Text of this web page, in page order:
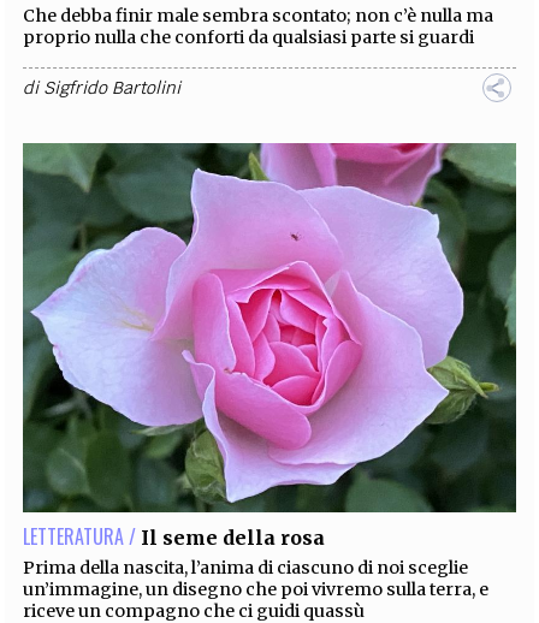
Che debba finir male sembra scontato; non c’è nulla ma
proprio nulla che conforti da qualsiasi parte si guardi
diSigfrido Bartolini
LETTERATURA / Il seme della rosa
Prima della nascita, l’anima di ciascuno di noi sceglie
un’immagine, un disegno che poi vivremo sulla terra, e
riceve un compagno che ci guidi quassù